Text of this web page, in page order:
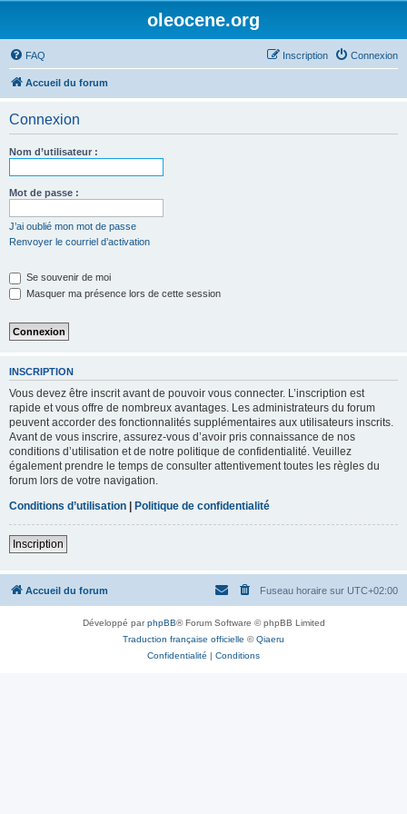
oleocene.org
FAQ Connexion
Inscription
Accueil du forum
Connexion
Nom d’utilisateur :
Mot de passe :
J’ai oublié mon mot de passe
Renvoyer le courriel d’activation
Se souvenir de moi
Masquer ma présence lors de cette session
INSCRIPTION
Vous devez être inscrit avant de pouvoir vous connecter. L’inscription est
rapide et vous offre de nombreux avantages. Les administrateurs du forum
peuvent accorder des fonctionnalités supplémentaires aux utilisateurs inscrits.
Avant de vous inscrire, assurez-vous d’avoir pris connaissance de nos
conditions d’utilisation et de notre politique de confidentialité. Veuillez
également prendre le temps de consulter attentivement toutes les règles du
forum lors de votre navigation.
Conditions d’utilisation | Politique de confidentialité
Inscription
Accueil du forum Fuseau horaire sur UTC+02:00
Développé parphpBB® Forum Software © phpBB Limited
Traduction française officielle ©Qiaeru
Confidentialité | Conditions